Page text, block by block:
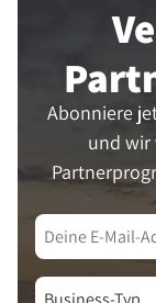
Abonniere
und wir